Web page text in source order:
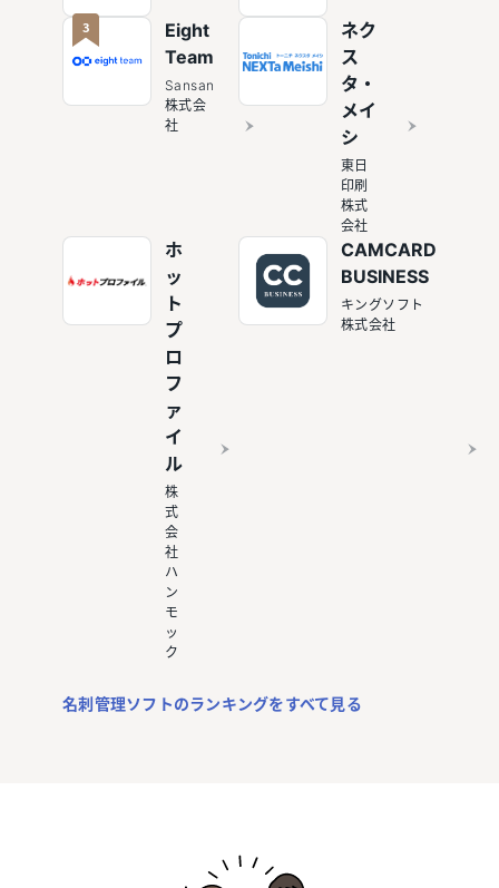
3
Eight
Team
Sansan
株式会
社
ネク
ス
タ・
メイ
シ
東日
印刷
株式
会社
ホ
ッ
ト
プ
ロ
フ
ァ
イ
ル
株
式
会
社
ハ
ン
モ
ッ
ク
CAMCARD
BUSINESS
キングソフト
株式会社
名刺管理ソフトのランキングをすべて見る